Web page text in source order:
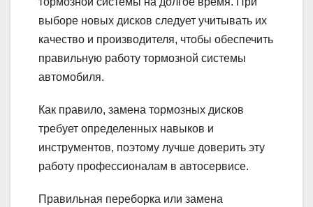
выборе новых дисков следует учитывать их
качество и производителя, чтобы обеспечить
правильную работу тормозной системы
автомобиля.
Как правило, замена тормозных дисков
требует определенных навыков и
инструментов, поэтому лучше доверить эту
работу профессионалам в автосервисе.
Правильная переборка или замена